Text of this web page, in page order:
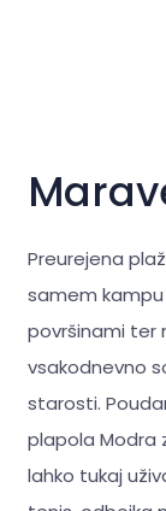
Preurejena
samem
površinami ter
vsakodnevno
starosti.
plapola Modra
lahko tukaj